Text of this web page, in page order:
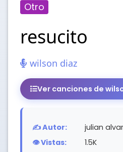
Otro
resucito
wilson diaz
Ver canciones de
✍️ Autor:
julian
👁️ Vistas:
1.5K